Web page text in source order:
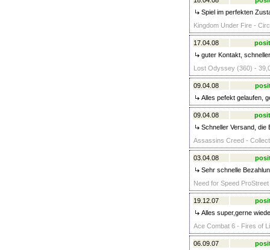
Spiel im perfekten
Kingdom Under Fire -
17.04.08
guter Kontakt,
Lost Odyssey (360) -
09.04.08
Alles pefekt gelaufen,
09.04.08
Schneller Versand, die
Assassins Creed -
03.04.08
Sehr schnelle
Need for Speed
19.12.07
Alles super,gerne
Ace Combat 6 - Fires of
06.09.07